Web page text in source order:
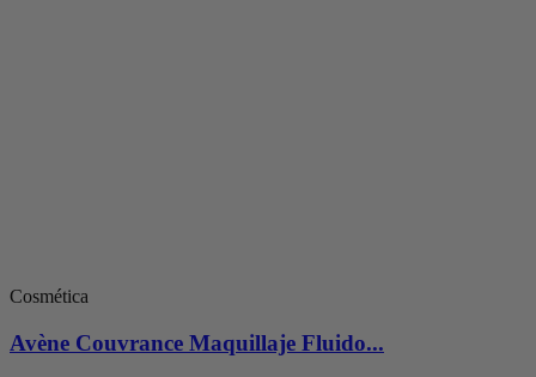
Cosmética
Avène Couvrance Maquillaje Fluido...